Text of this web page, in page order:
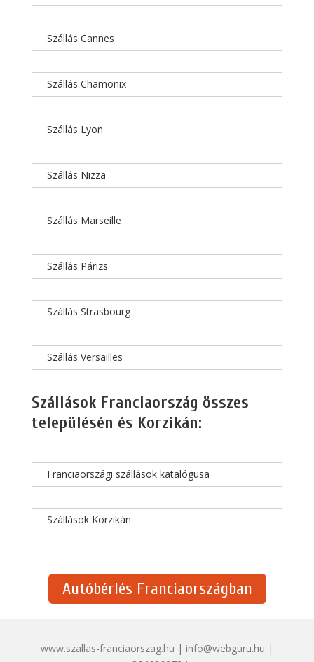
Szállás Cannes
Szállás Chamonix
Szállás Lyon
Szállás Nizza
Szállás Marseille
Szállás Párizs
Szállás Strasbourg
Szállás Versailles
Szállások Franciaország összes
településén és Korzikán:
Franciaországi szállások katalógusa
Szállások Korzikán
Autóbérlés Franciaországban
www.szallas-franciaorszag.hu | info@webguru.hu |